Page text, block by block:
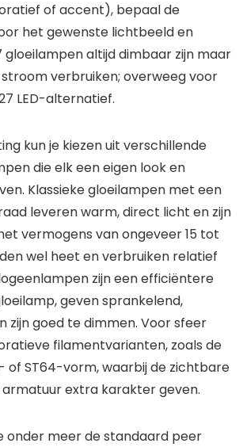
of accent), bepaal de
het gewenste lichtbeeld en
gloeilampen altijd dimbaar zijn maar
verbruiken; overweeg voor
LED-alternatief.
kun je kiezen uit verschillende
die elk een eigen look en
Klassieke gloeilampen met een
leveren warm, direct licht en zijn
vermogens van ongeveer 15 tot
wel heet en verbruiken relatief
zijn een efficiëntere
geven sprankelend,
zijn goed te dimmen. Voor sfeer
filamentvarianten, zoals de
of ST64-vorm, waarbij de zichtbare
extra karakter geven.
onder meer de standaard peer